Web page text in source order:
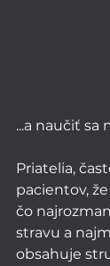
...a naučiť sa
Priatelia,
pacientov,
čo
stravu a
obsahuje